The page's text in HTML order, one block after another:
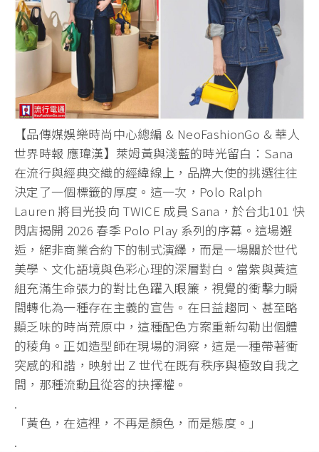
【品傳媒娛樂時尚中心總編 & NeoFashionGo & 華人
世界時報 應瑋漢】萊姆黃與淺藍的時光留白：Sana
在流行與經典交織的經緯線上，品牌大使的挑選往往
決定了一個標籤的厚度。這一次，Polo Ralph
Lauren 將目光投向 TWICE 成員 Sana，於台北101 快
閃店揭開 2026 春季 Polo Play 系列的序幕。這場邂
逅，絕非商業合約下的制式演繹，而是一場關於世代
美學、文化語境與色彩心理的深層對白。當紫與黃這
組充滿生命張力的對比色躍入眼簾，視覺的衝擊力瞬
間轉化為一種存在主義的宣告。在日益趨同、甚至略
顯乏味的時尚荒原中，這種配色方案重新勾勒出個體
的稜角。正如造型師在現場的洞察，這是一種帶著衝
突感的和諧，映射出 Z 世代在既有秩序與極致自我之
間，那種流動且從容的抉擇權。
.
「黃色，在這裡，不再是顏色，而是態度。」
.